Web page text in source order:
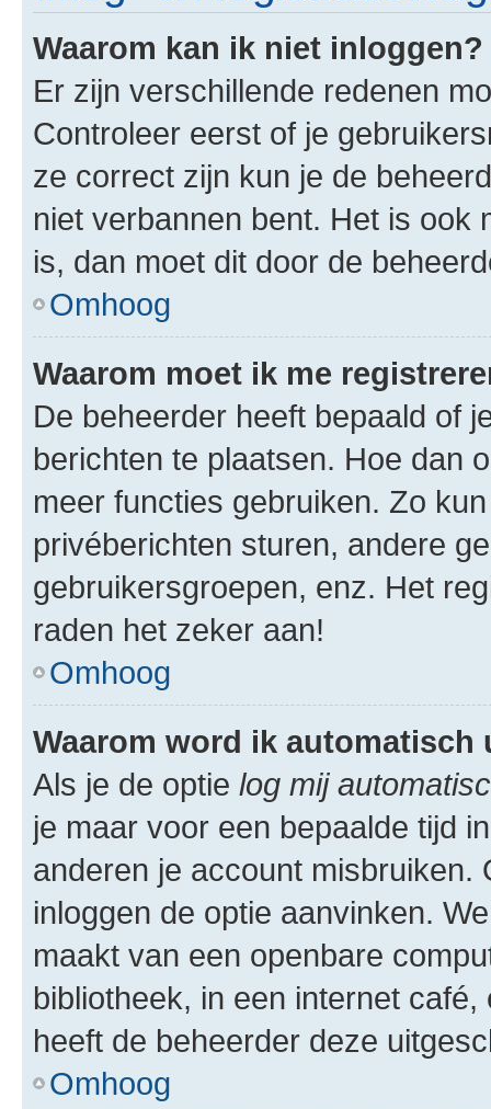
Waarom kan ik niet inloggen?
Er zijn verschillende redenen
Controleer eerst of je
ze correct zijn kun je de
niet verbannen bent. Het is ook
is, dan moet dit door de
Omhoog
Waarom moet ik me
De beheerder heeft bepaald of
berichten te plaatsen. Hoe dan
meer functies gebruiken. Zo
privéberichten sturen, andere
gebruikersgroepen, enz. Het
raden het zeker aan!
Omhoog
Waarom word ik automatisch
Als je de optie log mij
je maar voor een bepaalde tijd
anderen je account misbruiken.
inloggen de optie aanvinken.
maakt van een openbare
bibliotheek, in een internet
heeft de beheerder deze
Omhoog